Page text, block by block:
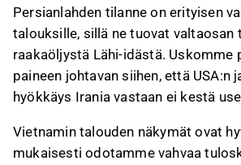
Persianlahden tilanne on erityisen
talouksille, sillä ne tuovat valtaosan
raakaöljystä Lähi-idästä. Uskomme
paineen johtavan siihen, että USA:n
hyökkäys Irania vastaan ei kestä
Vietnamin talouden näkymät ovat
mukaisesti odotamme vahvaa